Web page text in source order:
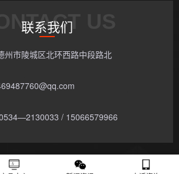
US
联系我们
州市陵城区北环西路中段路北
/ 15066579966